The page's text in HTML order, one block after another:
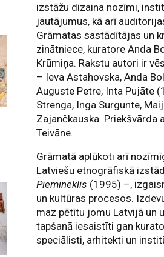
izstāžu dizaina nozīmi,
jautājumus, kā arī
Grāmatas sastādītājas un
zinātniece, kuratore Anda
Krūmiņa. Rakstu autori ir
– Ieva Astahovska, Anda
Auguste Petre, Inta Pujāte
Strenga, Inga Surgunte,
Zajančkauska. Priekšvārda
Teivāne.
Grāmatā aplūkoti arī
Latviešu etnogrāfiskā
Piemineklis (1995) –,
un kultūras procesos.
maz pētītu jomu Latvijā un
tapšanā iesaistīti gan
speciālisti, arhitekti un